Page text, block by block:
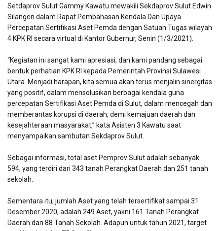
Setdaprov Sulut Gammy Kawatu mewakili Sekdaprov Sulut Edwin
Silangen dalam Rapat Pembahasan Kendala Dan Upaya
Percepatan Sertifikasi Aset Pemda dengan Satuan Tugas wilayah
4 KPK RI secara virtual di Kantor Gubernur, Senin (1/3/2021).
“Kegiatan ini sangat kami apresiasi, dan kami pandang sebagai
bentuk perhatian KPK RI kepada Pemerintah Provinsi Sulawesi
Utara. Menjadi harapan, kita semua akan terus menjalin sinergitas
yang positif, dalam mensolusikan berbagai kendala guna
percepatan Sertifikasi Aset Pemda di Sulut, dalam mencegah dan
memberantas korupsi di daerah, demi kemajuan daerah dan
kesejahteraan masyarakat,” kata Asisten 3 Kawatu saat
menyampaikan sambutan Sekdaprov Sulut.
Sebagai informasi, total aset Pemprov Sulut adalah sebanyak
594, yang terdiri dari 343 tanah Perangkat Daerah dan 251 tanah
sekolah.
Sementara itu, jumlah Aset yang telah tersertifikat sampai 31
Desember 2020, adalah 249 Aset, yakni 161 Tanah Perangkat
Daerah dan 88 Tanah Sekolah. Adapun untuk tahun 2021, target